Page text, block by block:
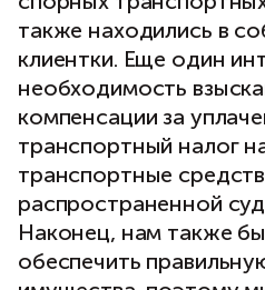
также находились в
клиентки. Еще один
необходимость
компенсации за
транспортный налог
транспортные
распространенной
Наконец, нам также
обеспечить